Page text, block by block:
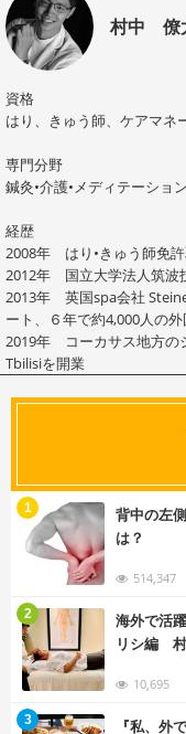
村中 僚
資格
はり、きゅう師、ケアマネ
専門分野
鍼灸•介護•メディテーショ
経歴
2008年 はり•きゅう師免
2012年 国立大学法人筑波
2013年 英国spa会社
ート、６年で約4,000人の
2019年 コーカサス地方の
Tbilisiを開業
背中の左
は？
514,347
1
海外で活
リシ編
10,695
2
『私、外
3